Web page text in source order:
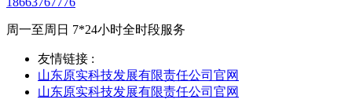
周一至周日 7*24小时全时段服务
友情链接 :
山东原实科技发展有限责任公司官网
山东原实科技发展有限责任公司官网